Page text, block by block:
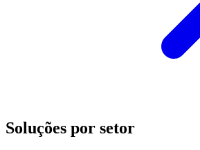
Soluções por setor